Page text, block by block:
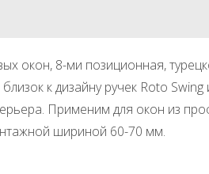
окон, 8-ми позиционная,
к дизайну ручек Roto Swing
Применим для окон из
шириной 60-70 мм.